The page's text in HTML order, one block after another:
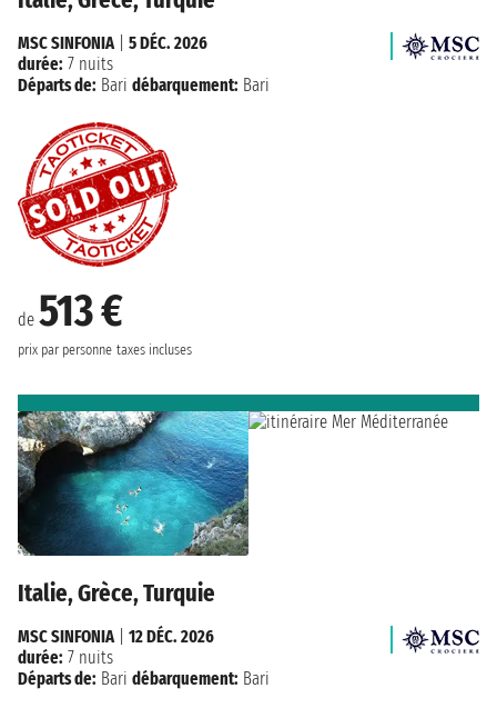
de 513 €
prix par personne taxes incluses
MSC SINFONIA| 5 DÉC. 2026
durée: 7 nuits
Départs de: Bari débarquement: Bari
Italie, Grèce, Turquie
MSC SINFONIA| 12 DÉC. 2026
durée: 7 nuits
Départs de: Bari débarquement: Bari